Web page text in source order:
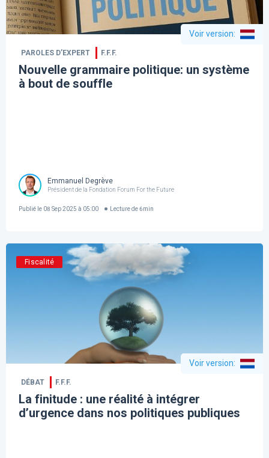
Voir version:
PAROLES D’EXPERT F.F.F.
Nouvelle grammaire politique: un système
à bout de souffle
Emmanuel Degrève
Président de la Fondation Forum For the Future
Publié le 08 Sep 2025 à 05:00 Lecture de 6min
Fiscalité
Voir version:
DÉBAT F.F.F.
La finitude : une réalité à intégrer
d’urgence dans nos politiques publiques